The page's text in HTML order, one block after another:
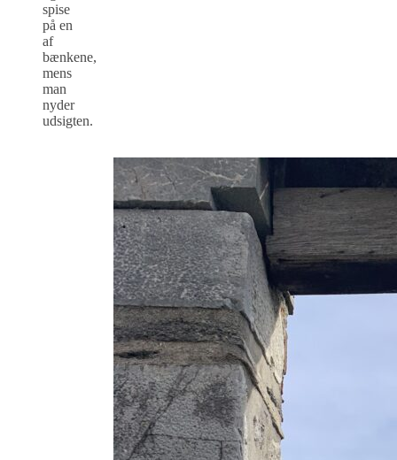
spise
på en
af
bænkene,
mens
man
nyder
udsigten.